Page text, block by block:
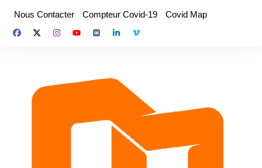
contenu
Nous Contacter Compteur Covid-19 Covid Map